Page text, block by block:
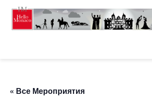
« Все Мероприятия